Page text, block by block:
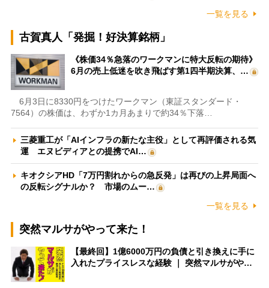
一覧を見る
古賀真人「発掘！好決算銘柄」
《株価34％急落のワークマンに特大反転の期待》
6月の売上低迷を吹き飛ばす第1四半期決算、…
6月3日に8330円をつけたワークマン（東証スタンダード・
7564）の株価は、わずか1カ月あまりで約34％下落…
三菱重工が「AIインフラの新たな主役」として再評価される気
運 エヌビディアとの提携でAI…
キオクシアHD「7万円割れからの急反発」は再びの上昇局面へ
の反転シグナルか？ 市場のムー…
一覧を見る
突然マルサがやって来た！
【最終回】1億6000万円の負債と引き換えに手に
入れたプライスレスな経験 ｜ 突然マルサがや…